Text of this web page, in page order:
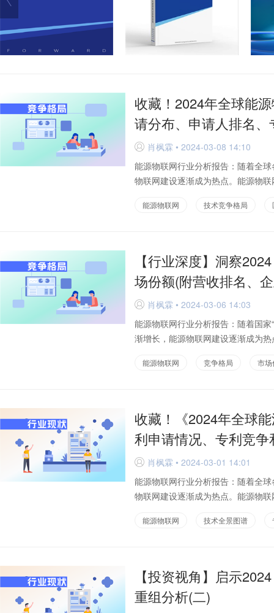
收藏！2024年全球能
请分布、申请人排名
D 肖枫霖 • 2024-03-08 14:10
能源物联网行业分析报告：随着全
物联网建设逐渐成为热点。能源物
能源物联网 技术竞争格局
【行业深度】洞察
场份额(附营收排名、
D 肖枫霖 • 2024-03-06 14:03
能源物联网行业分析报告：随着国
渐增长，能源物联网建设逐渐成为
能源物联网 竞争格局 市场
收藏！《2024年全球
利申请情况、专利竞
D 肖枫霖 • 2024-03-01 14:01
能源物联网行业分析报告：随着全
物联网建设逐渐成为热点。能源物
能源物联网 技术全景图谱
【投资视角】启示
重组分析(二)